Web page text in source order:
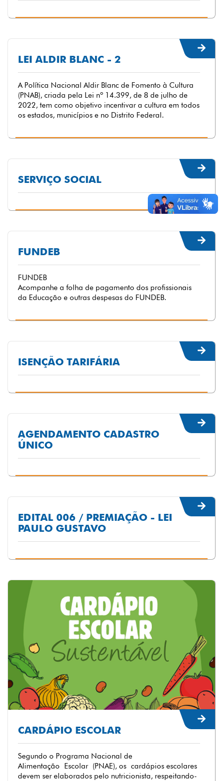
LEI ALDIR BLANC - 2
A Política Nacional Aldir Blanc de Fomento à Cultura
(PNAB), criada pela Lei nº 14.399, de 8 de julho de
2022, tem como objetivo incentivar a cultura em todos
os estados, municípios e no Distrito Federal.
SERVIÇO SOCIAL
FUNDEB
FUNDEB
Acompanhe a folha de pagamento dos profissionais
da Educação e outras despesas do FUNDEB.
ISENÇÃO TARIFÁRIA
AGENDAMENTO CADASTRO
ÚNICO
EDITAL 006 / PREMIAÇÃO - LEI
PAULO GUSTAVO
CARDÁPIO ESCOLAR
Segundo o Programa Nacional de
Alimentação Escolar (PNAE), os cardápios escolares
devem ser elaborados pelo nutricionista, respeitando-